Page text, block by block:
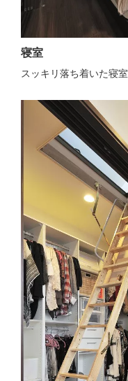
寝室
スッキリ落ち着いた寝室